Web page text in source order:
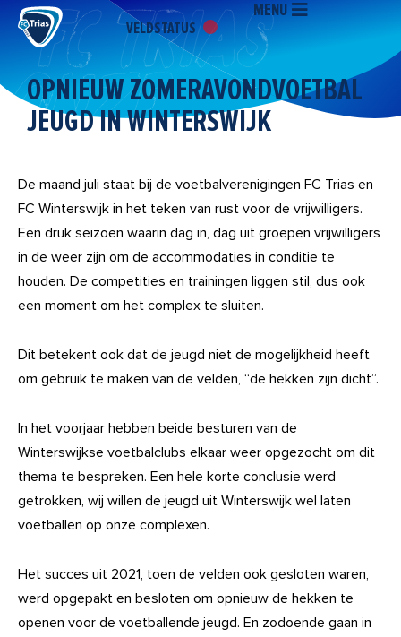
naar
inhoud
VELDSTATUS
MENU
OPNIEUW ZOMERAVONDVOETBAL
JEUGD IN WINTERSWIJK
De maand juli staat bij de voetbalverenigingen FC Trias en
FC Winterswijk in het teken van rust voor de vrijwilligers.
Een druk seizoen waarin dag in, dag uit groepen vrijwilligers
in de weer zijn om de accommodaties in conditie te
houden. De competities en trainingen liggen stil, dus ook
een moment om het complex te sluiten.
Dit betekent ook dat de jeugd niet de mogelijkheid heeft
om gebruik te maken van de velden, “de hekken zijn dicht”.
In het voorjaar hebben beide besturen van de
Winterswijkse voetbalclubs elkaar weer opgezocht om dit
thema te bespreken. Een hele korte conclusie werd
getrokken, wij willen de jeugd uit Winterswijk wel laten
voetballen op onze complexen.
Het succes uit 2021, toen de velden ook gesloten waren,
werd opgepakt en besloten om opnieuw de hekken te
openen voor de voetballende jeugd. En zodoende gaan in